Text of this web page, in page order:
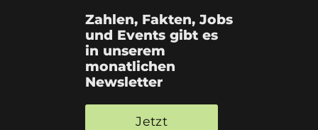
Zahlen, Fakten, Jobs
und Events gibt es
in unserem
monatlichen
Newsletter
Jetzt